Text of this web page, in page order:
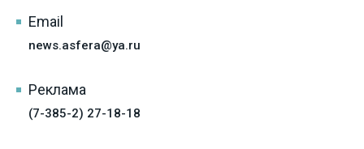
Email
news.asfera@ya.ru
Реклама
(7-385-2) 27-18-18